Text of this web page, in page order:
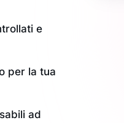
e
per la tua
ad